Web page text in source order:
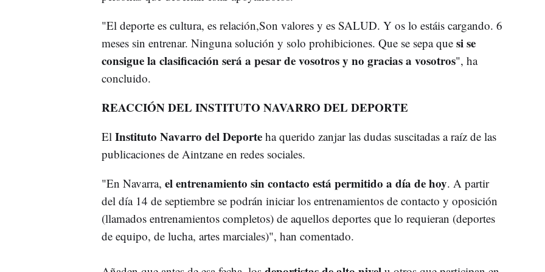
"El deporte es cultura, es relación,Son valores y es SALUD. Y os lo estáis cargando. 6
meses sin entrenar. Ninguna solución y solo prohibiciones. Que se sepa quesi se
consigue la clasificación será a pesar de vosotros y no gracias a vosotros", ha
concluido.
REACCIÓN DEL INSTITUTO NAVARRO DEL DEPORTE
ElInstituto Navarro del Deporte ha querido zanjar las dudas suscitadas a raíz de las
publicaciones de Aintzane en redes sociales.
"En Navarra, el entrenamiento sin contacto está permitido a día de hoy. A partir
del día 14 de septiembre se podrán iniciar los entrenamientos de contacto y oposición
(llamados entrenamientos completos) de aquellos deportes que lo requieran (deportes
de equipo, de lucha, artes marciales)", han comentado.